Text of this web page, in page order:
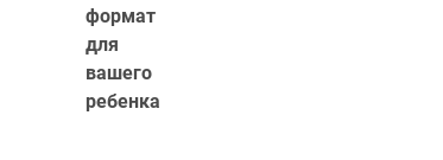
формат
для
вашего
ребенка